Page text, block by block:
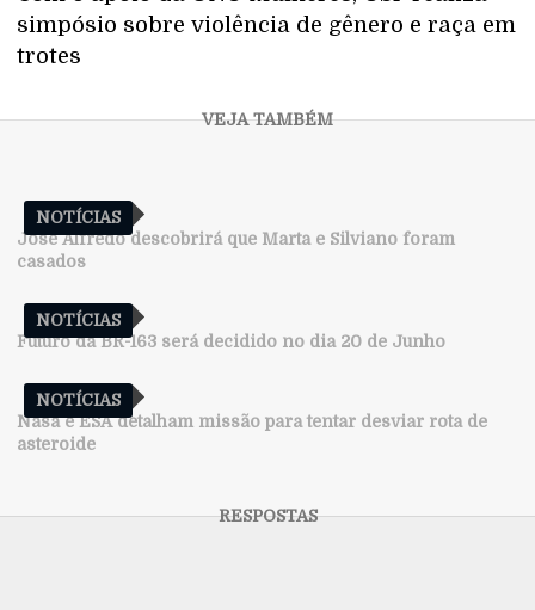
simpósio sobre violência de gênero e raça em
trotes
NOTÍCIAS
José Alfredo descobrirá que Marta e Silviano foram
casados
NOTÍCIAS
Futuro da BR-163 será decidido no dia 20 de Junho
NOTÍCIAS
Nasa e ESA detalham missão para tentar desviar rota de
asteroide